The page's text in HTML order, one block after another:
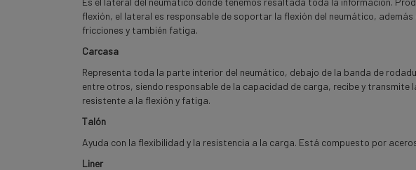
flexión, el lateral es responsable de soportar la flexión del neumático,
fricciones y también fatiga.
Carcasa
Representa toda la parte interior del neumático, debajo de la banda de
entre otros, siendo responsable de la capacidad de carga, recibe y transmite
resistente a la flexión y fatiga.
Talón
Ayuda con la flexibilidad y la resistencia a la carga. Está compuesto por
Liner